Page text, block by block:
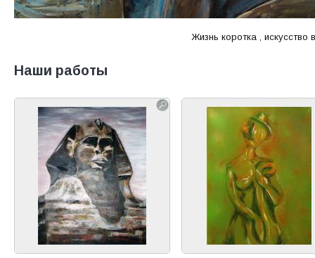
Жизнь коротка , искусство
Наши работы